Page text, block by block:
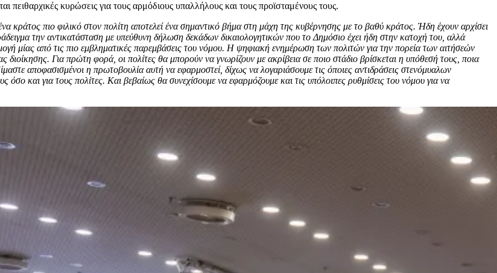
πειθαρχικές κυρώσεις για τους αρμόδιους υπαλλήλους και τους προϊσταμένους τους.
κράτος πιο φιλικό στον πολίτη αποτελεί ένα σημαντικό βήμα στη μάχη της κυβέρνησης με το βαθύ κράτος. Ήδη έχουν αρχίσει
την αντικατάσταση με υπεύθυνη δήλωση δεκάδων δικαιολογητικών που το Δημόσιο έχει ήδη στην κατοχή του, αλλά
μίας από τις πιο εμβληματικές παρεμβάσεις του νόμου. Η ψηφιακή ενημέρωση των πολιτών για την πορεία των αιτήσεών
διοίκησης. Για πρώτη φορά, οι πολίτες θα μπορούν να γνωρίζουν με ακρίβεια σε ποιο στάδιο βρίσκεται η υπόθεσή τους, ποια
αποφασισμένοι η πρωτοβουλία αυτή να εφαρμοστεί, δίχως να λογαριάσουμε τις όποιες αντιδράσεις στενόμυαλων
και για τους πολίτες. Και βεβαίως θα συνεχίσουμε να εφαρμόζουμε και τις υπόλοιπες ρυθμίσεις του νόμου για να